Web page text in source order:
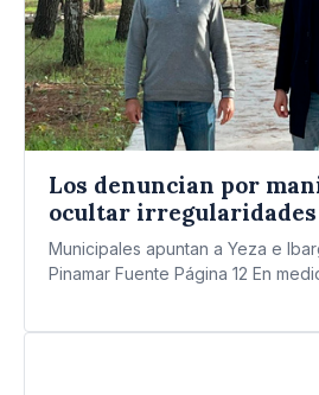
Los denuncian por
ocultar irregularidades
Municipales apuntan a Yeza e
Pinamar Fuente Página 12 En